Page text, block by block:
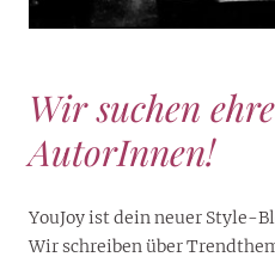
Wir suchen
AutorInnen!
YouJoy ist dein neuer Style-
Wir schreiben über